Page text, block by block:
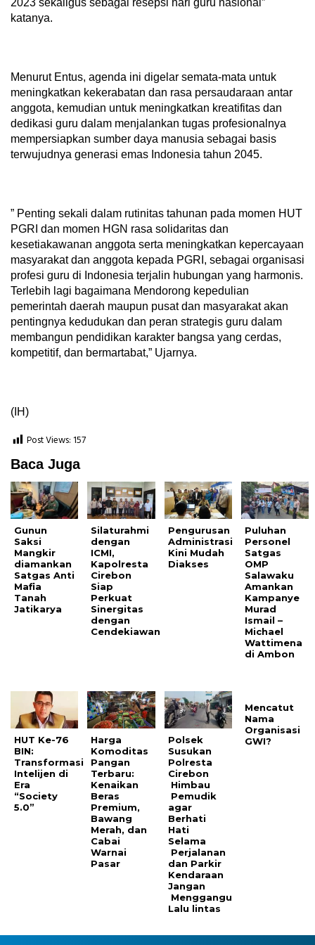
2023 sekaligus sebagai resepsi hari guru nasional”
katanya.
Menurut Entus, agenda ini digelar semata-mata untuk
meningkatkan kekerabatan dan rasa persaudaraan antar
anggota, kemudian untuk meningkatkan kreatifitas dan
dedikasi guru dalam menjalankan tugas profesionalnya
mempersiapkan sumber daya manusia sebagai basis
terwujudnya generasi emas Indonesia tahun 2045.
” Penting sekali dalam rutinitas tahunan pada momen HUT
PGRI dan momen HGN rasa solidaritas dan
kesetiakawanan anggota serta meningkatkan kepercayaan
masyarakat dan anggota kepada PGRI, sebagai organisasi
profesi guru di Indonesia terjalin hubungan yang harmonis.
Terlebih lagi bagaimana Mendorong kepedulian
pemerintah daerah maupun pusat dan masyarakat akan
pentingnya kedudukan dan peran strategis guru dalam
membangun pendidikan karakter bangsa yang cerdas,
kompetitif, dan bermartabat,” Ujarnya.
(IH)
Post Views: 157
Baca Juga
Gunun
Saksi
Mangkir
diamankan
Satgas Anti
Mafia
Tanah
Jatikarya
Silaturahmi
dengan
ICMI,
Kapolresta
Cirebon
Siap
Perkuat
Sinergitas
dengan
Cendekiawan
Pengurusan
Administrasi
Kini Mudah
Diakses
Puluhan
Personel
Satgas
OMP
Salawaku
Amankan
Kampanye
Murad
Ismail –
Michael
Wattimena
di Ambon
HUT Ke-76
BIN:
Transformasi
Intelijen di
Era
“Society
5.0”
Harga
Komoditas
Pangan
Terbaru:
Kenaikan
Beras
Premium,
Bawang
Merah, dan
Cabai
Warnai
Pasar
Polsek
Susukan
Polresta
Cirebon
Himbau
Pemudik
agar
Berhati
Hati
Selama
Perjalanan
dan Parkir
Kendaraan
Jangan
Menggangu
Lalu lintas
Mencatut
Nama
Organisasi
GWI?